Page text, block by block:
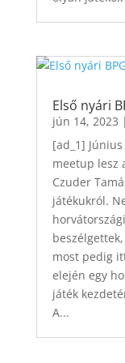
Első nyári
jún 14, 2023 |
[ad_1]
meetup lesz
Czuder
játékukról.
most pedig
elején egy
játék
A...